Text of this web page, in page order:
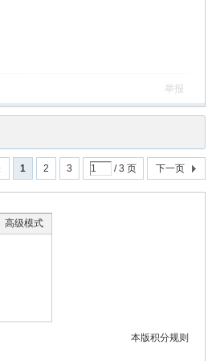
举报
1 2 3 / 3 页 下一页
高级模式
本版积分规则